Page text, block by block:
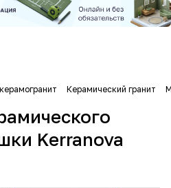
Керамический гранит
Kerranova